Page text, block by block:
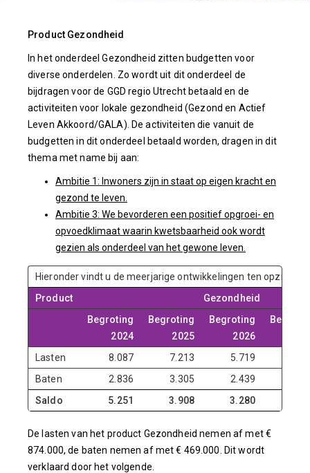
Product Gezondheid
In het onderdeel Gezondheid zitten budgetten voor
diverse onderdelen. Zo wordt uit dit onderdeel de
bijdragen voor de GGD regio Utrecht betaald en de
activiteiten voor lokale gezondheid (Gezond en Actief
Leven Akkoord/GALA). De activiteiten die vanuit de
budgetten in dit onderdeel betaald worden, dragen in dit
thema met name bij aan:
Ambitie 1: Inwoners zijn in staat op eigen kracht en
gezond te leven.
Ambitie 3: We bevorderen een positief opgroei- en
opvoedklimaat waarin kwetsbaarheid ook wordt
gezien als onderdeel van het gewone leven.
Hieronder vindt u de meerjarige ontwikkelingen ten opzichte
Product
Gezondheid
Begroting
2024
Begroting
2025
Begroting
2026
Lasten
8.087 7.213 5.719
Baten
2.836 3.305 2.439
Saldo
5.251 3.908 3.280
De lasten van het product Gezondheid nemen af met €
874.000, de baten nemen af met € 469.000. Dit wordt
verklaard door het volgende.